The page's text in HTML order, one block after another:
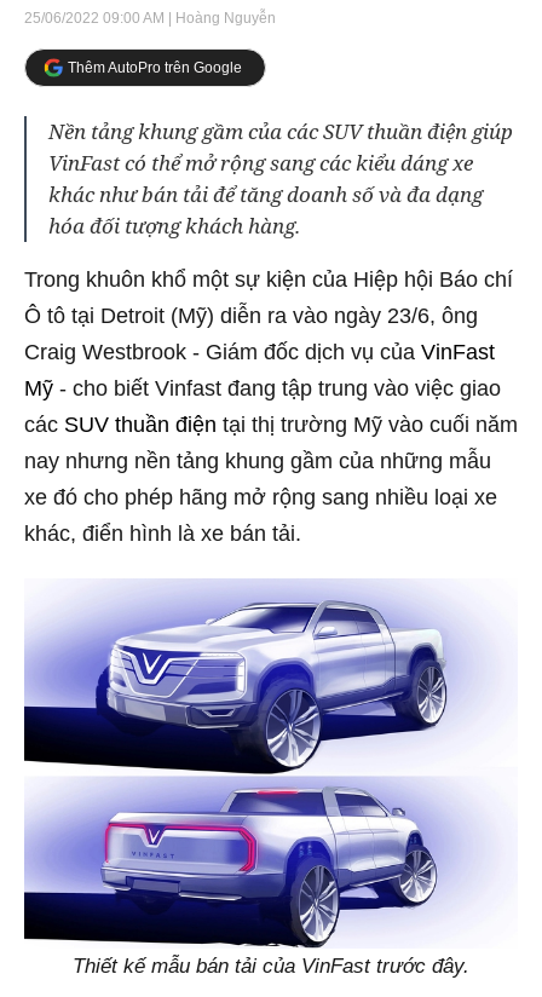
25/06/2022 09:00 AM | Hoàng Nguyễn
Thêm AutoPro trên Google
Nền tảng khung gầm của các SUV thuần điện giúp
VinFast có thể mở rộng sang các kiểu dáng xe
khác như bán tải để tăng doanh số và đa dạng
hóa đối tượng khách hàng.
Trong khuôn khổ một sự kiện của Hiệp hội Báo chí
Ô tô tại Detroit (Mỹ) diễn ra vào ngày 23/6, ông
Craig Westbrook - Giám đốc dịch vụ của VinFast
Mỹ - cho biết Vinfast đang tập trung vào việc giao
các SUV thuần điện tại thị trường Mỹ vào cuối năm
nay nhưng nền tảng khung gầm của những mẫu
xe đó cho phép hãng mở rộng sang nhiều loại xe
khác, điển hình là xe bán tải.
Thiết kế mẫu bán tải của VinFast trước đây.